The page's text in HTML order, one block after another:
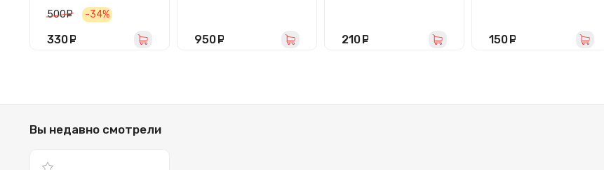
розовый)
500 руб.
-34%
330 950 210 150
Вы недавно смотрели